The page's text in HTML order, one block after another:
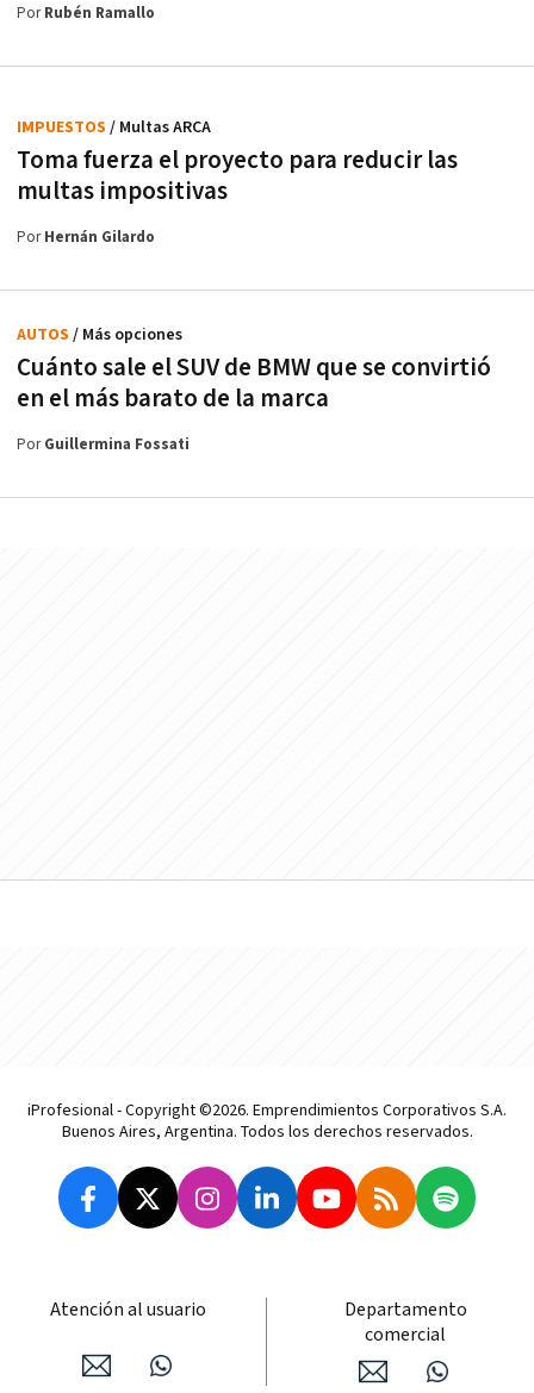
PorRubén Ramallo
Toma fuerza el proyecto para reducir las
multas impositivas
IMPUESTOS / Multas ARCA
PorHernán Gilardo
Cuánto sale el SUV de BMW que se convirtió
en el más barato de la marca
AUTOS / Más opciones
PorGuillermina Fossati
iProfesional - Copyright ©2026. Emprendimientos Corporativos S.A.
Buenos Aires, Argentina. Todos los derechos reservados.
Atención al usuario
Departamento
comercial